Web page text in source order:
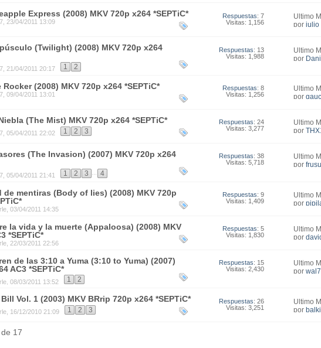
Express (2008) MKV 720p x264 *SEPTiC*
, 23/04/2011 13:09
Respuestas: 7
Visitas: 1,156
Último
14:40
por
(Twilight) (2008) MKV 720p x264
, 21/04/2011 20:17 1 2
Respuestas: 13
Visitas: 1,988
Último
09:54
por
Rocker (2008) MKV 720p x264 *SEPTiC*
, 09/04/2011 13:01
Respuestas: 8
Visitas: 1,256
Último
23:15
por
(The Mist) MKV 720p x264 *SEPTiC*
, 05/04/2011 22:02 1 2 3
Respuestas: 24
Visitas: 3,277
Último
03:05
por
(The Invasion) (2007) MKV 720p x264
, 05/04/2011 21:41 1 2 3 4
Respuestas: 38
Visitas: 5,718
Último
08:31
por
de mentiras (Body of lies) (2008) MKV 720p
, 03/04/2011 14:35
Respuestas: 9
Visitas: 1,409
Último
09:05
por
la vida y la muerte (Appaloosa) (2008) MKV
*SEPTiC*
, 22/03/2011 22:56
Respuestas: 5
Visitas: 1,830
Último
01:23
por
de las 3:10 a Yuma (3:10 to Yuma) (2007)
AC3 *SEPTiC*
, 08/03/2011 13:52 1 2
Respuestas: 15
Visitas: 2,430
Último
04:02
por
Vol. 1 (2003) MKV BRrip 720p x264 *SEPTiC*
, 16/12/2010 21:09 1 2 3
Respuestas: 26
Visitas: 3,251
Último
05:58
por
17